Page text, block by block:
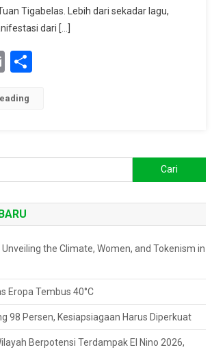
Jantung
Tigabelas. Lebih dari sekadar lagu,
dari […]
EmailShare
untuk:
the Climate, Women, and Tokenism in
Eropa Tembus 40°C
98 Persen, Kesiapsiagaan Harus Diperkuat
Berpotensi Terdampak El Nino 2026,